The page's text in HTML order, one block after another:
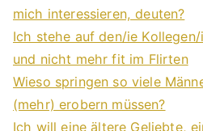
mich interessieren, deuten?
Ich stehe auf den/ie
und nicht mehr fit im Flirten
Wieso springen so viele
(mehr) erobern müssen?
Ich will eine ältere Geliebte,